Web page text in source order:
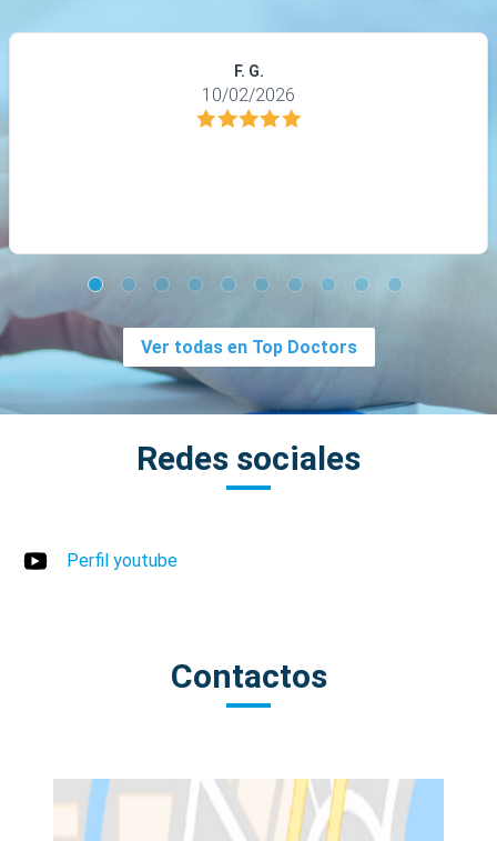
F. G.
10/02/2026
Ver todas en Top Doctors
Redes sociales
Perfil youtube
Contactos